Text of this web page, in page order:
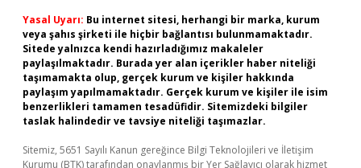
Yasal Uyarı: Bu internet sitesi, herhangi bir marka, kurum
veya şahıs şirketi ile hiçbir bağlantısı bulunmamaktadır.
Sitede yalnızca kendi hazırladığımız makaleler
paylaşılmaktadır. Burada yer alan içerikler haber niteliği
taşımamakta olup, gerçek kurum ve kişiler hakkında
paylaşım yapılmamaktadır. Gerçek kurum ve kişiler ile isim
benzerlikleri tamamen tesadüfidir. Sitemizdeki bilgiler
taslak halindedir ve tavsiye niteliği taşımazlar.
Sitemiz, 5651 Sayılı Kanun gereğince Bilgi Teknolojileri ve İletişim
Kurumu (BTK) tarafından onaylanmış bir Yer Sağlayıcı olarak hizmet